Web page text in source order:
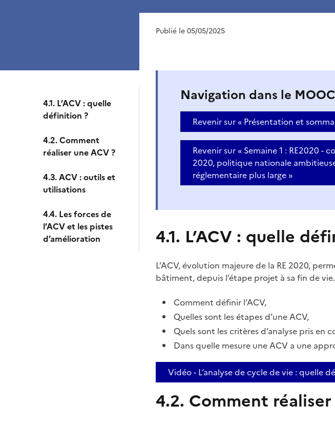
4.1. L’ACV : quelle
définition ?
4.2. Comment
réaliser une ACV ?
4.3. ACV : outils et
utilisations
4.4. Les forces de
l’ACV et les pistes
d’amélioration
Publié le 05/05/2025
Navigation dans le MOOC
Revenir sur « Présentation et
Revenir sur « Semaine 1 : RE2020 -
2020, politique nationale
réglementaire plus large »
4.1. L’ACV : quelle
L’ACV, évolution majeure de la RE 2020,
bâtiment, depuis l’étape projet à sa fin de
Comment définir l’ACV,
Quelles sont les étapes d’une ACV,
Quels sont les critères d’analyse pris en
Dans quelle mesure une ACV a une
Vidéo - L’analyse de cycle de vie : quelle
4.2. Comment